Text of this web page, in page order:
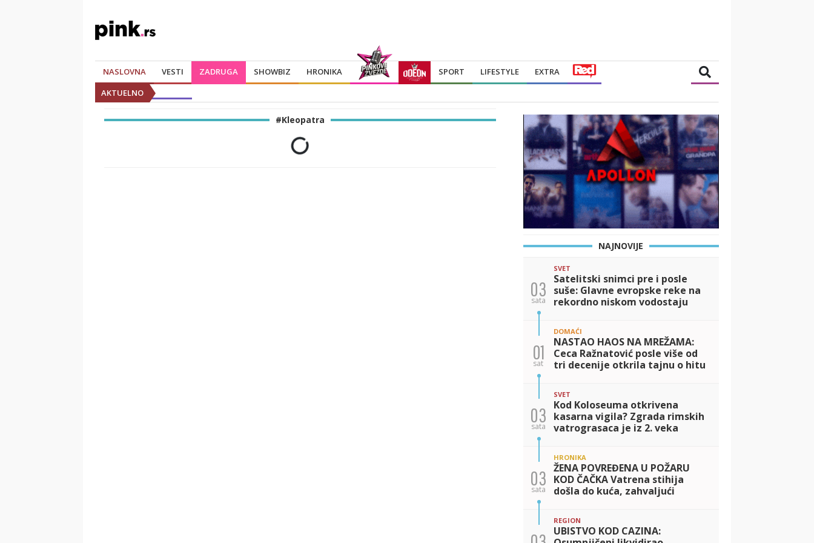
NASLOVNA VESTI ZADRUGA SHOWBIZ HRONIKA SPORT LIFESTYLE
EXTRA
AKTUELNO
#Kleopatra
NAJNOVIJE
03
sata
SVET
Satelitski snimci pre i posle
suše: Glavne evropske reke na
rekordno niskom vodostaju
01
sat
DOMAĆI
NASTAO HAOS NA MREŽAMA:
Ceca Ražnatović posle više od
tri decenije otkrila tajnu o hitu
namenjen
03
sata
SVET
Kod Koloseuma otkrivena
kasarna vigila? Zgrada rimskih
vatrograsaca je iz 2. veka
03
sata
HRONIKA
ŽENA POVREĐENA U POŽARU
KOD ČAČKA Vatrena stihija
došla do kuća, zahvaljući
REGION
UBISTVO KOD CAZINA: